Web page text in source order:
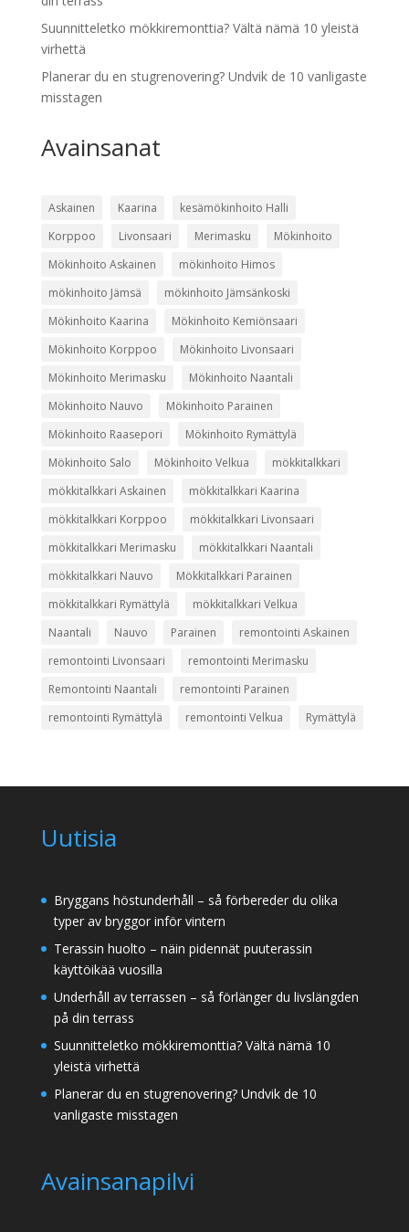
Suunnitteletko mökkiremonttia? Vältä nämä 10 yleistä
virhettä
Planerar du en stugrenovering? Undvik de 10 vanligaste
misstagen
Avainsanat
Askainen Kaarina
kesämökinhoito Halli
Korppoo
Livonsaari Merimasku
Mökinhoito
Mökinhoito Askainen
mökinhoito Himos
mökinhoito Jämsä
mökinhoito Jämsänkoski
Mökinhoito Kaarina
Mökinhoito Kemiönsaari
Mökinhoito Korppoo
Mökinhoito Livonsaari
Mökinhoito Merimasku
Mökinhoito Naantali
Mökinhoito Nauvo
Mökinhoito Parainen
Mökinhoito Raasepori
Mökinhoito Rymättylä
Mökinhoito Salo
Mökinhoito Velkua
mökkitalkkari
mökkitalkkari Askainen
mökkitalkkari Kaarina
mökkitalkkari Korppoo
mökkitalkkari Livonsaari
mökkitalkkari Merimasku
mökkitalkkari Naantali
mökkitalkkari Nauvo
Mökkitalkkari Parainen
mökkitalkkari Rymättylä
mökkitalkkari Velkua
Naantali
Nauvo Parainen
remontointi Askainen
remontointi Livonsaari
remontointi Merimasku
Remontointi Naantali
remontointi Parainen
remontointi Rymättylä
remontointi Velkua Rymättylä
Uutisia
Bryggans höstunderhåll – så förbereder du olika
typer av bryggor inför vintern
Terassin huolto – näin pidennät puuterassin
käyttöikää vuosilla
Underhåll av terrassen – så förlänger du livslängden
på din terrass
Suunnitteletko mökkiremonttia? Vältä nämä 10
yleistä virhettä
Planerar du en stugrenovering? Undvik de 10
vanligaste misstagen
Avainsanapilvi